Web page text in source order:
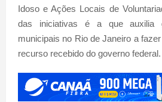
Idoso e Ações Locais de
das iniciativas é a que auxilia
municipais no Rio de Janeiro a
recurso recebido do governo federal.